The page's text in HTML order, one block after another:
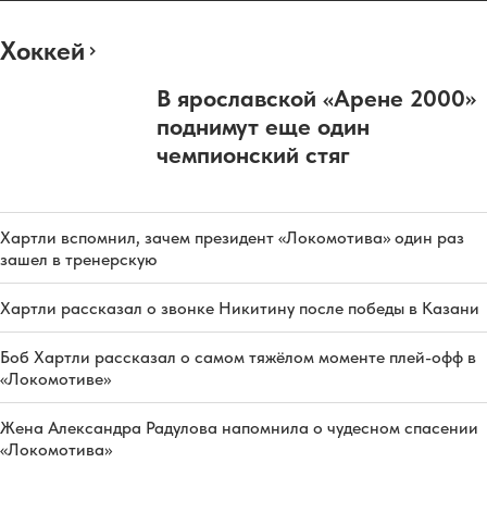
Хоккей
В ярославской «Арене 2000»
поднимут еще один
чемпионский стяг
Хартли вспомнил, зачем президент «Локомотива» один раз
зашел в тренерскую
Хартли рассказал о звонке Никитину после победы в Казани
Боб Хартли рассказал о самом тяжёлом моменте плей-офф в
«Локомотиве»
Жена Александра Радулова напомнила о чудесном спасении
«Локомотива»